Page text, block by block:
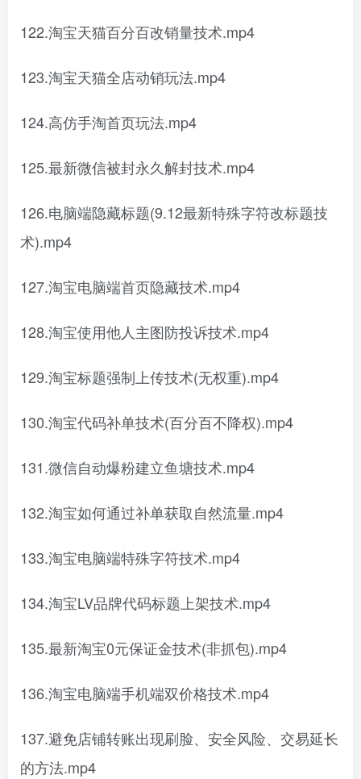
122.淘宝天猫百分百改销量技术.mp4
123.淘宝天猫全店动销玩法.mp4
124.高仿手淘首页玩法.mp4
125.最新微信被封永久解封技术.mp4
126.电脑端隐藏标题(9.12最新特殊字符改标题技
术).mp4
127.淘宝电脑端首页隐藏技术.mp4
128.淘宝使用他人主图防投诉技术.mp4
129.淘宝标题强制上传技术(无权重).mp4
130.淘宝代码补单技术(百分百不降权).mp4
131.微信自动爆粉建立鱼塘技术.mp4
132.淘宝如何通过补单获取自然流量.mp4
133.淘宝电脑端特殊字符技术.mp4
134.淘宝LV品牌代码标题上架技术.mp4
135.最新淘宝0元保证金技术(非抓包).mp4
136.淘宝电脑端手机端双价格技术.mp4
137.避免店铺转账出现刷脸、安全风险、交易延长
的方法.mp4